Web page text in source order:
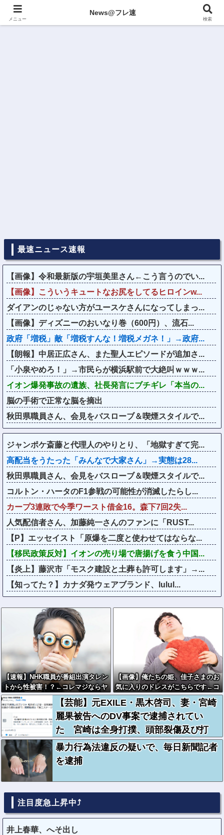
最速ニュース速報
【画像】令和最新版の宇垣美里さん←こう言うのでい...
【画像】こういうキュートなお尻をしてるヒロインw...
ダイアンのじゃない方がユースケさんになってしまっ...
【画像】ディズニーのおいなり巻（600円）、流石...
政府「増税」敵「増税すんな！増税メガネ！」→政府...
【朗報】中居正広さん、また聖人エピソードが追加さ...
「小泉やめろ！」→市民らが横浜駅前で大絶叫ｗｗｗ...
イオン爆発事故の遺族、社長発言にブチギレ「本当の...
脳の手術で正常な脳を摘出
秋田県職員さん、会見をバスローブ＆喫煙スタイルで...
ジャンポケ斎藤と代理人のやりとり、「地獄すぎて完...
高配当をうたった「みんなで大家さん」→実態は28...
秋田県職員さん、会見をバスローブ＆喫煙スタイルで...
コルトン・ハータのF1参戦の可能性が消滅したらし...
カープ3連敗で今季ワースト借金16。森下7回2失...
人気配信者さん、加藤純一さんのファンに「RUST...
【P】エッセイスト「原爆を二度と使わせてはならな...
【移民政策反対】イオンの売り場で唐揚げを食う中国...
【炎上】藤沢市「モスク建設と土葬も許可します」→...
【知ってた？】カナダ発ウェアブランド、lulul...
【速報】NHK職員が番組出演タレン
トから性被害！？←コレマジならヤ
バくねーか？
【画像】俺たちの姫、佳子さまのお
気に入りのドレスがこちらです←コ
レは可愛過ぎるw w w w w w w w
【芸能】元EXILE・黒木啓司、妻・宮崎
麗果被告へのDV事案で逮捕されてい
た 宮崎は全身打撲、頭部裂傷及び打
撲、頸部損傷の怪我
暴力行為法違反の疑いで、毎日新聞記者
を逮捕
注目度急上昇中⤴
井上春華、へそ出し
メニュー
News@フレ速
検索